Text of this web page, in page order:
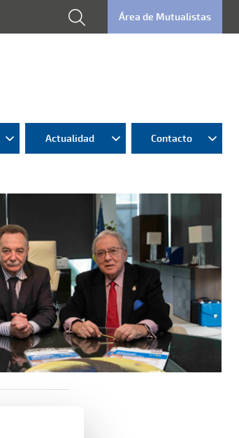
Área de Mutualistas
Actualidad Contacto